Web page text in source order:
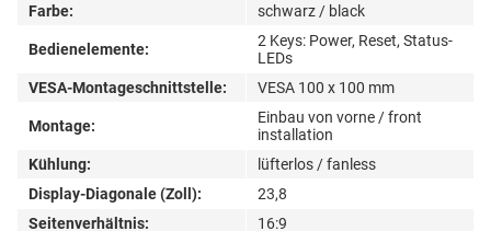
Farbe:
schwarz / black
Bedienelemente:
2 Keys: Power, Reset, Status-
LEDs
VESA-Montageschnittstelle:
VESA 100 x 100 mm
Montage:
Einbau von vorne / front
installation
Kühlung:
lüfterlos / fanless
Display-Diagonale (Zoll):
23,8
Seitenverhältnis:
16:9